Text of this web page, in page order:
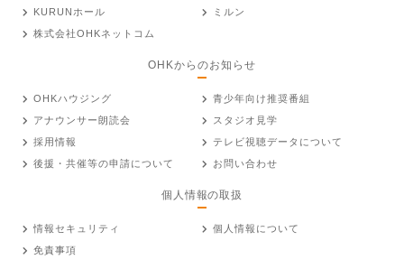
KURUNホール
ミルン
株式会社OHKネットコム
OHKからのお知らせ
OHKハウジング
青少年向け推奨番組
アナウンサー朗読会
スタジオ見学
採用情報
テレビ視聴データについて
後援・共催等の申請について
お問い合わせ
個人情報の取扱
情報セキュリティ
個人情報について
免責事項